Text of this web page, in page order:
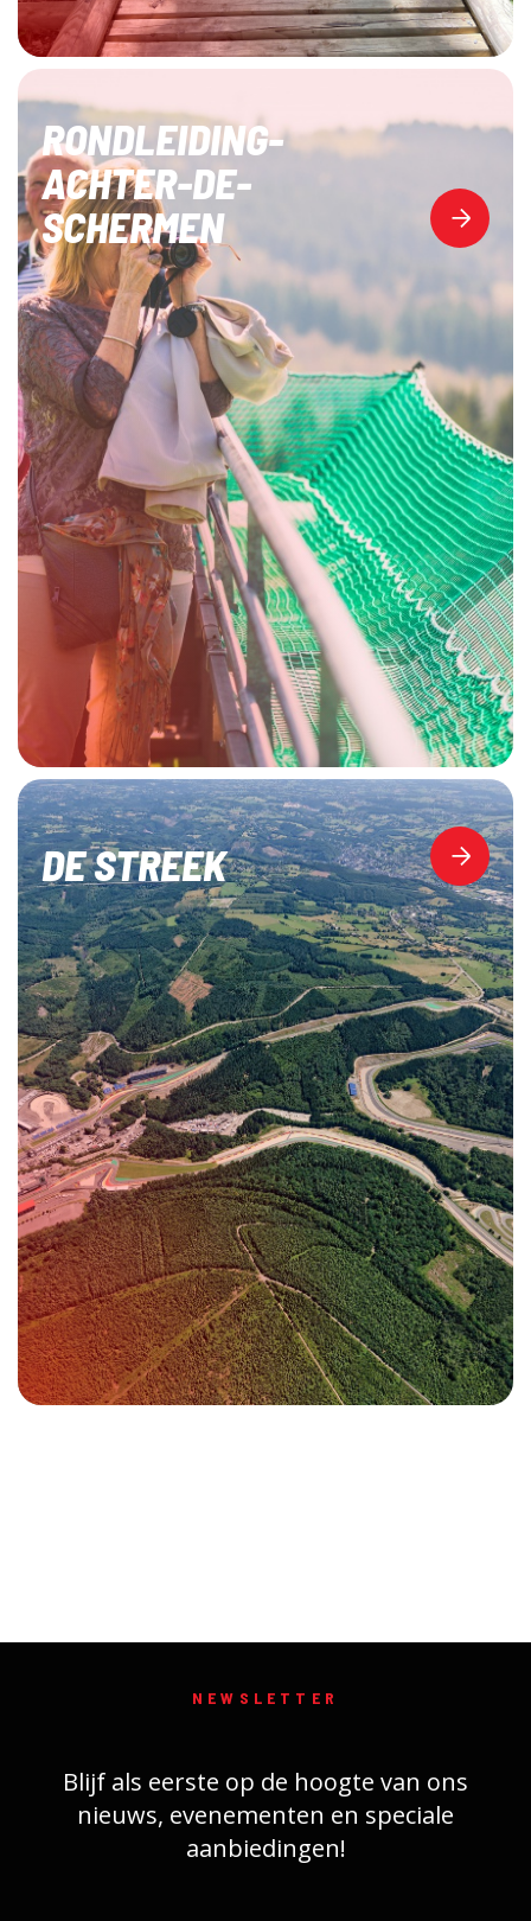
RONDLEIDING-
ACHTER-DE-
SCHERMEN
DE STREEK
NEWSLETTER
Blijf als eerste op de hoogte van ons
nieuws, evenementen en speciale
aanbiedingen!